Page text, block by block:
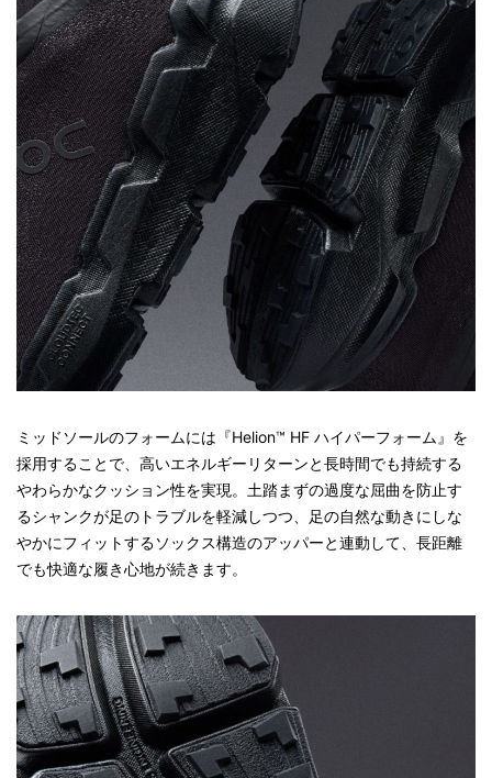
ミッドソールのフォームには『Helion™ HF ハイパーフォーム』を
採用することで、高いエネルギーリターンと長時間でも持続する
やわらかなクッション性を実現。土踏まずの過度な屈曲を防止す
るシャンクが足のトラブルを軽減しつつ、足の自然な動きにしな
やかにフィットするソックス構造のアッパーと連動して、長距離
でも快適な履き心地が続きます。